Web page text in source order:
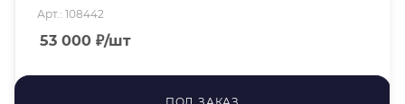
Арт.: 108442
53 000 ₽/шт